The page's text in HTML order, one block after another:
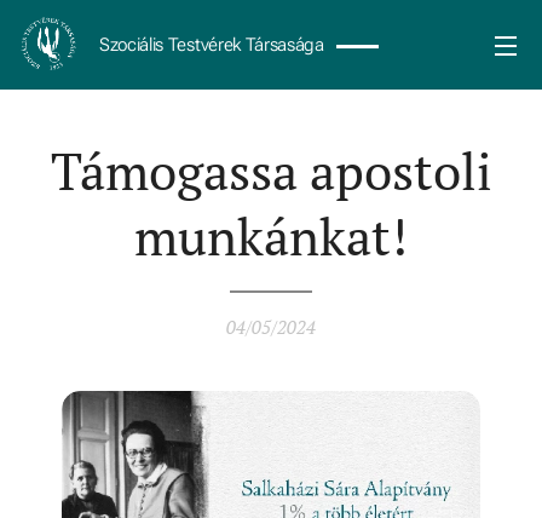
Szociális Testvérek Társasága
Támogassa apostoli
munkánkat!
04/05/2024